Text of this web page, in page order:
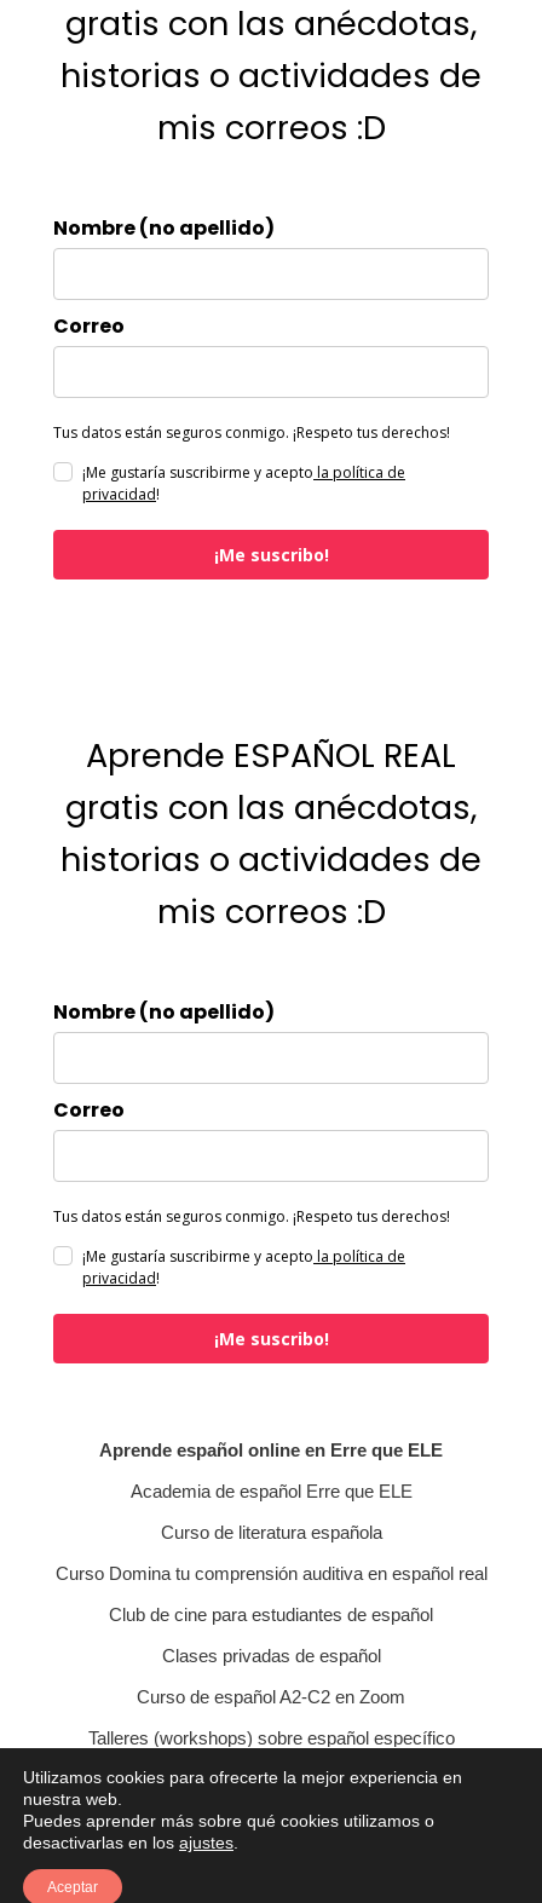
gratis con las anécdotas,
historias o actividades de
mis correos :D
Nombre (no apellido)
Correo
Tus datos están seguros conmigo. ¡Respeto tus derechos!
¡Me gustaría suscribirme y acepto la política de
privacidad!
¡Me suscribo!
Aprende ESPAÑOL REAL
gratis con las anécdotas,
historias o actividades de
mis correos :D
Nombre (no apellido)
Correo
Tus datos están seguros conmigo. ¡Respeto tus derechos!
¡Me gustaría suscribirme y acepto la política de
privacidad!
¡Me suscribo!
Aprende español online en Erre que ELE
Academia de español Erre que ELE
Curso de literatura española
Curso Domina tu comprensión auditiva en español real
Club de cine para estudiantes de español
Clases privadas de español
Curso de español A2-C2 en Zoom
Talleres (workshops) sobre español específico
Curso de conversación veraniego
Política de privacidad
Política de cookies
Condiciones de contratación
Utilizamos cookies para ofrecerte la mejor experiencia en
nuestra web.
Puedes aprender más sobre qué cookies utilizamos o
desactivarlas en los ajustes
Aceptar